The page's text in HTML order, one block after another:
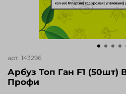
арт. 143296
Арбуз Топ Ган F1 (50шт) Витагрин
Профи